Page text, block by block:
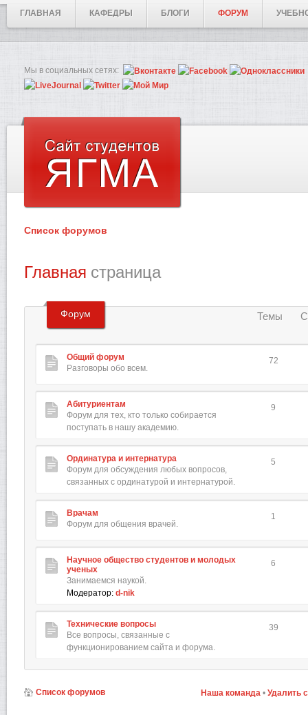
ГЛАВНАЯ КАФЕДРЫ БЛОГИ ФОРУМ
Мы в социальных сетях:
Список форумов
Главная страница
Форум Темы
Общий форум
Разговоры обо всем.
72
Абитуриентам
Форум для тех, кто только собирается
поступать в нашу академию.
9
Ординатура и интернатура
Форум для обсуждения любых вопросов,
связанных с ординатурой и интернатурой.
5
Врачам
Форум для общения врачей.
1
Научное общество студентов и молодых
ученых
Занимаемся наукой.
Модератор: d-nik
6
Технические вопросы
Все вопросы, связанные с
функционированием сайта и форума.
39
Список форумов Наша команда • Удалить